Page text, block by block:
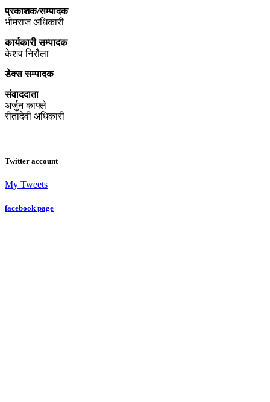
प्रकाशक/सम्पादक
भीमराज अधिकारी
कार्यकारी सम्पादक
केशव निरौला
डेक्स सम्पादक
संवाददाता
अर्जुन काफ्ले
रीतादेवी अधिकारी
Twitter account
My Tweets
facebook page